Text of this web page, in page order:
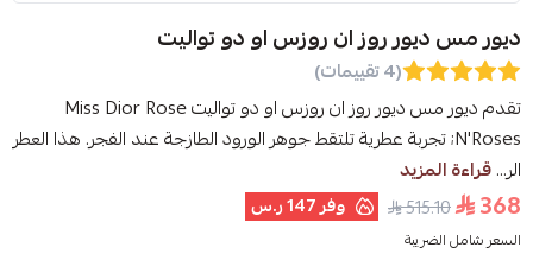
ديور مس ديور روز ان روزس او دو تواليت
(4 تقييمات)
تقدم ديور مس ديور روز ان روزس او دو تواليت Miss Dior Rose
N'Roses; تجربة عطرية تلتقط جوهر الورود الطازجة عند الفجر. هذا العطر
الر...قراءة المزيد
368
515.10 وفر147 ر.س
السعر شامل الضريبة